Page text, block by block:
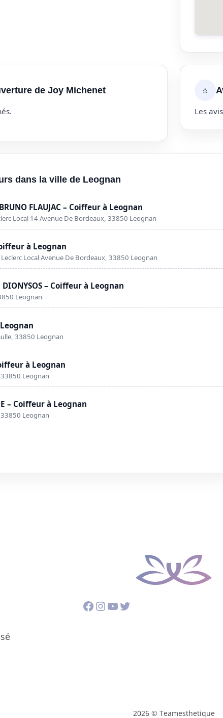
de Joy Michenet ⭐
Les
dans la ville de Leognan
FLAUJAC – Coiffeur à Leognan
Local 14 Avenue De Bordeaux, 33850 Leognan
à Leognan
Local Avenue De Bordeaux, 33850 Leognan
DIONYSOS – Coiffeur à Leognan
Leognan
33850 Leognan
à Leognan
Leognan
– Coiffeur à Leognan
Leognan
Facebook
Instagram
YouTube
Twitter
2026 © Teamesthetique